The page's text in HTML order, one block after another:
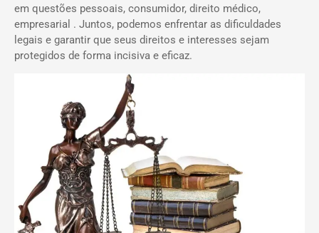
em questões pessoais, consumidor, direito médico,
empresarial . Juntos, podemos enfrentar as dificuldades
legais e garantir que seus direitos e interesses sejam
protegidos de forma incisiva e eficaz.